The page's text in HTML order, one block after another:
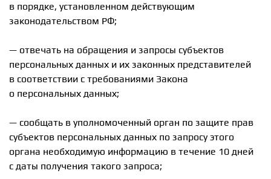
в порядке, установленном действующим
законодательством РФ;
— отвечать на обращения и запросы субъектов
персональных данных и их законных представителей
в соответствии с требованиями Закона
о персональных данных;
— сообщать в уполномоченный орган по защите прав
субъектов персональных данных по запросу этого
органа необходимую информацию в течение 10 дней
с даты получения такого запроса;